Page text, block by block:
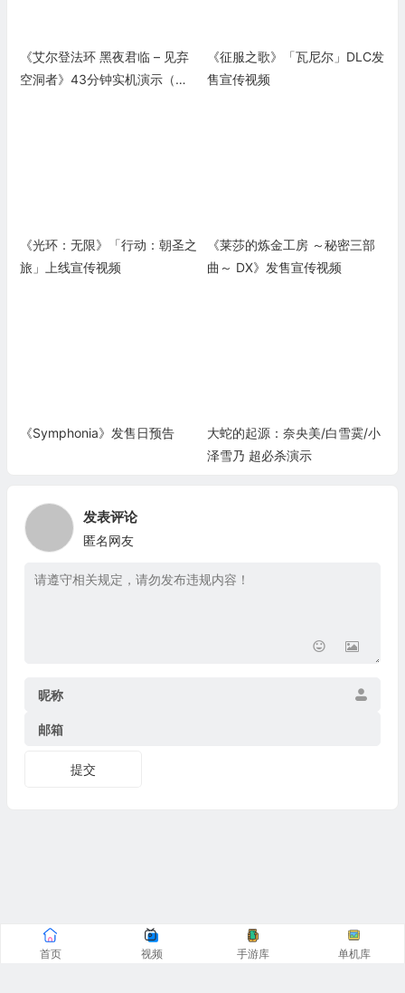
《艾尔登法环 黑夜君临 – 见弃
空洞者》43分钟实机演示（废
《征服之歌》「瓦尼尔」DLC发
售宣传视频
《光环：无限》「行动：朝圣之
旅」上线宣传视频
《莱莎的炼金工房 ～秘密三部
曲～ DX》发售宣传视频
《Symphonia》发售日预告
大蛇的起源：奈央美/白雪霙/小
泽雪乃 超必杀演示
发表评论
匿名网友
昵称
邮箱
提交
首页 视频 手游库 单机库